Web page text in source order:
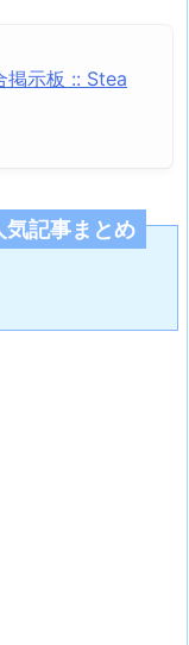
掲示板 :: Stea
気記事まとめ